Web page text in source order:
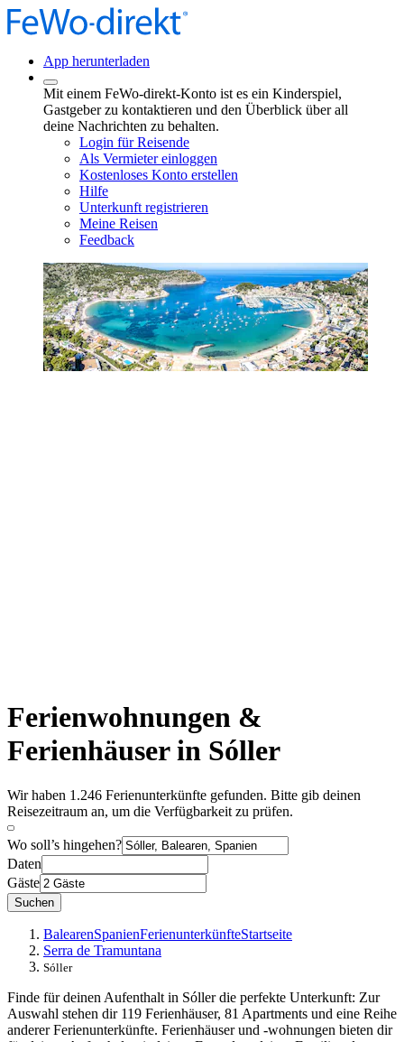
App herunterladen
Mit einem FeWo-direkt-Konto ist es ein Kinderspiel,
Gastgeber zu kontaktieren und den Überblick über all
deine Nachrichten zu behalten.
Login für Reisende
Als Vermieter einloggen
Kostenloses Konto erstellen
Hilfe
Unterkunft registrieren
Meine Reisen
Feedback
Ferienwohnungen &
Ferienhäuser in Sóller
Wir haben 1.246 Ferienunterkünfte gefunden. Bitte gib deinen
Reisezeitraum an, um die Verfügbarkeit zu prüfen.
Wo soll’s hingehen?
Daten
Gäste
Suchen
BalearenSpanienFerienunterkünfteStartseite
Serra de Tramuntana
Sóller
Finde für deinen Aufenthalt in Sóller die perfekte Unterkunft: Zur
Auswahl stehen dir 119 Ferienhäuser, 81 Apartments und eine Reihe
anderer Ferienunterkünfte. Ferienhäuser und -wohnungen bieten dir